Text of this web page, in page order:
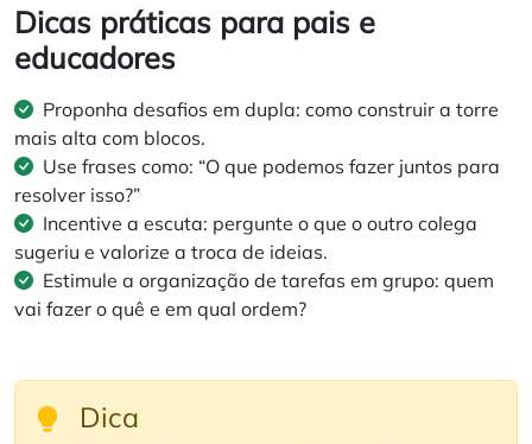
Dicas práticas para pais e
educadores
Proponha desafios em dupla: como construir a torre
mais alta com blocos.
Use frases como: “O que podemos fazer juntos para
resolver isso?”
Incentive a escuta: pergunte o que o outro colega
sugeriu e valorize a troca de ideias.
Estimule a organização de tarefas em grupo: quem
vai fazer o quê e em qual ordem?
Dica